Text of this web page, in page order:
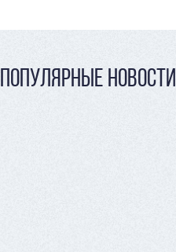
ПОПУЛЯРНЫЕ НОВОСТИ